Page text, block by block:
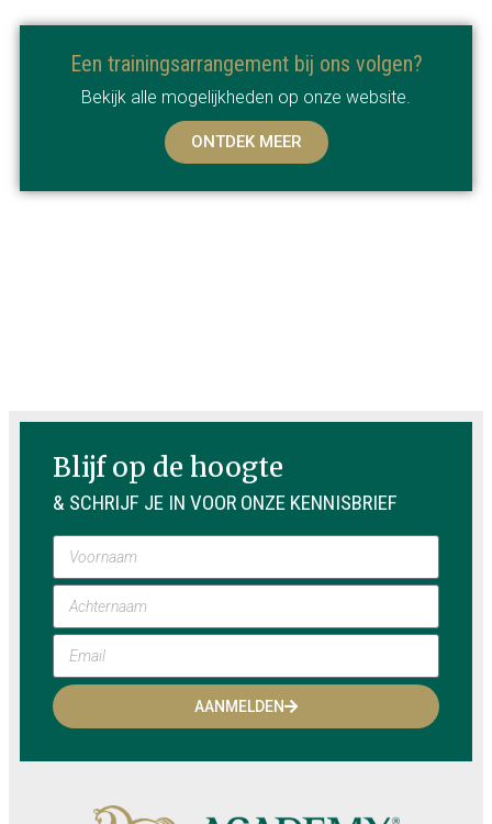
Een trainingsarrangement bij ons volgen?
Bekijk alle mogelijkheden op onze website.
ONTDEK MEER
Blijf op de hoogte
& SCHRIJF JE IN VOOR ONZE KENNISBRIEF
AANMELDEN